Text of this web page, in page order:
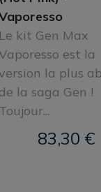
Le kit Gen Max
est la
la plus
de la saga Gen !
Toujour...
83,30 €